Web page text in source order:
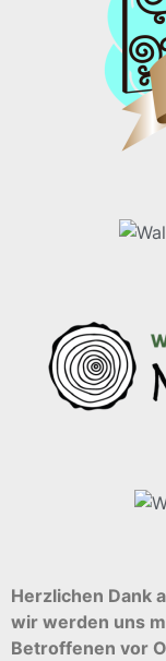
Herzlichen Dank
wir werden uns
Betroffenen vor